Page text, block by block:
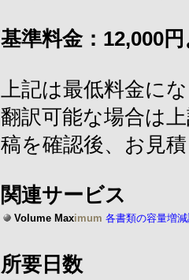
基準料金：12,000
上記は最低料金に
翻訳可能な場合は
稿を確認後、お見
関連サービス
Volume Maximum 各書類の容量増
所要日数